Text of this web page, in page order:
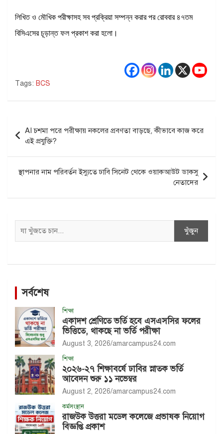
লিখিত ও মৌখিক পরীক্ষাসহ সব প্রক্রিয়া সম্পন্ন করার পর রোববার ৪৭তম
বিসিএসের চূড়ান্ত ফল প্রকাশ করা হলো।
Tags: BCS
navigation
AI চশমা পরে পরীক্ষায় নকলের প্রবণতা বাড়ছে, কীভাবে কাজ করে
এই প্রযুক্তি?
স্থাপনার নাম পরিবর্তন ইস্যুতে ঢাবি সিনেট থেকে ওয়াকআউট ডাকসু
নেতাদের
Search
খুঁজুন
সর্বশেষ
শিক্ষা
একাদশ শ্রেণিতে ভর্তি হবে এসএসসির ফলের
ভিত্তিতে, থাকছে না ভর্তি পরীক্ষা
August 3, 2026 amarcampus24.com
শিক্ষা
২০২৬-২৭ শিক্ষাবর্ষে ঢাবির স্নাতক ভর্তি
আবেদন শুরু ১১ নভেম্বর
August 2, 2026 amarcampus24.com
কর্মসংস্থান
রাজউক উত্তরা মডেল কলেজে প্রভাষক নিয়োগ
বিজ্ঞপ্তি প্রকাশ